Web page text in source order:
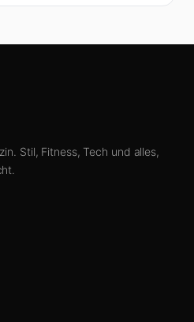
Stil, Fitness, Tech und alles,